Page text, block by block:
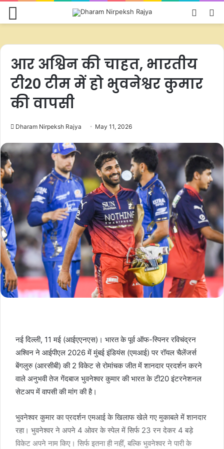
Switch
आर अश्विन की चाहत, भारतीय
टी20 टीम में हो भुवनेश्वर कुमार
की वापसी
Dharam Nirpeksh Rajya May 11, 2026
नई दिल्ली, 11 मई (आईएएनएस)। भारत के पूर्व ऑफ-स्पिनर रविचंद्रन
अश्विन ने आईपीएल 2026 में मुंबई इंडियंस (एमआई) पर रॉयल चैलेंजर्स
बेंगलुरु (आरसीबी) की 2 विकेट से रोमांचक जीत में शानदार प्रदर्शन करने
वाले अनुभवी तेज गेंदबाज भुवनेश्वर कुमार की भारत के टी20 इंटरनेशनल
सेटअप में वापसी की मांग की है।
भुवनेश्वर कुमार का प्रदर्शन एमआई के खिलाफ खेले गए मुकाबले में शानदार
रहा। भुवनेश्वर ने अपने 4 ओवर के स्पेल में सिर्फ 23 रन देकर 4 बड़े
विकेट अपने नाम किए। सिर्फ इतना ही नहीं, बल्कि भुवनेश्वर ने पारी के